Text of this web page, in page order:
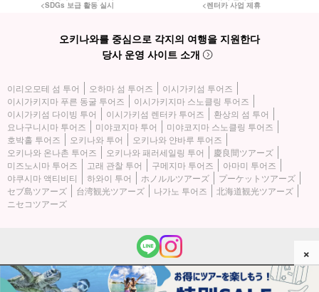
<SDGs 보급 활동 실시
<렌터카 사업 제휴
오키나와를 중심으로 각지의 여행을 지원한다
당사 운영 사이트 소개
이리오모테 섬 투어 오하마 섬 투어즈
이시가키섬 투어즈
이시가키지마 푸른 동굴 투어즈
이시가키지마 스노클링 투어즈
이시가키섬 다이빙 투어
이시가키섬 렌터카 투어즈
환상의 섬 투어
요나구니시마 투어즈
미야코지마 투어
미야코지마 스노클링 투어즈
호박홀 투어즈
오키나와 투어
오키나와 얀바루 투어즈
오키나와 온나촌 투어즈
오키나와 패러세일링 투어
慶良間ツアーズ
미즈노시마 투어즈
고래 관찰 투어 구메지마 투어즈
아마미 투어즈
야쿠시마 액티비티
하와이 투어 ホノルルツアーズ
プーケットツアーズ
セブ島ツアーズ
台湾観光ツアーズ 나가노 투어즈
北海道観光ツアーズ
ニセコツアーズ
(c) 2026 이리오모테 섬 투어즈 All Rights Reserved.
×